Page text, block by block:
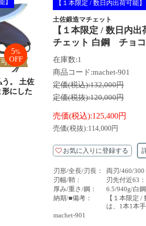
】
能】
5%
OFF
う。 土佐
にした
【１本限定 / 数日内出荷可能】
土佐鍛造マチェット
【１本限定 / 数日内
チェット 白鋼　チョ
在庫数:1
商品コード:machet-901
定価(税込):132,000円
定価(税抜):120,000円
売価(税込):125,400円
売価(税抜):114,000円
お気に入りに登録する
刃形/全長/刃長：
両刃/460/300
刃幅/鞘：
刃先付近63
厚み/重さ/鋼：
6.5/940g/白鋼
納期/■備考：
【１本限定
は、1本1本
machet-901